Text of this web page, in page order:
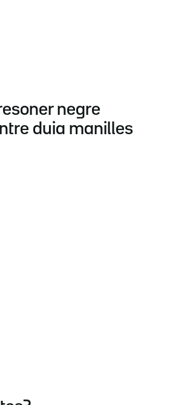
negre
duia manilles